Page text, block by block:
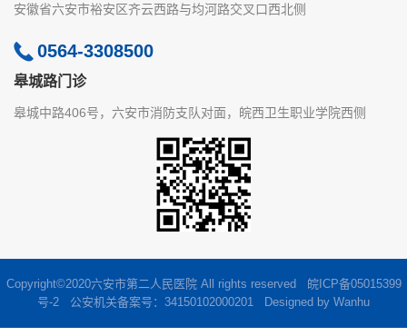
安徽省六安市裕安区齐云西路与均河路交叉口西北侧
0564-3308500
皋城路门诊
皋城中路406号，六安市消防支队对面，皖西卫生职业学院西侧
Copyright©2020六安市第二人民医院 All rights reserved 皖ICP备05015399
号-2 公安机关备案号：34150102000201 Designed by Wanhu